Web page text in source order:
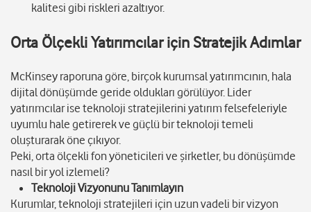
kalitesi gibi riskleri azaltıyor.
Orta Ölçekli Yatırımcılar için Stratejik Adımlar
McKinsey raporuna göre, birçok kurumsal yatırımcının, hala
dijital dönüşümde geride oldukları görülüyor. Lider
yatırımcılar ise teknoloji stratejilerini yatırım felsefeleriyle
uyumlu hale getirerek ve güçlü bir teknoloji temeli
oluşturarak öne çıkıyor.
Peki, orta ölçekli fon yöneticileri ve şirketler, bu dönüşümde
nasıl bir yol izlemeli?
Teknoloji Vizyonunu Tanımlayın
Kurumlar, teknoloji stratejileri için uzun vadeli bir vizyon